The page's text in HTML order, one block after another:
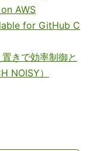
AWS
for GitHub C
きで効率制御と
NOISY）